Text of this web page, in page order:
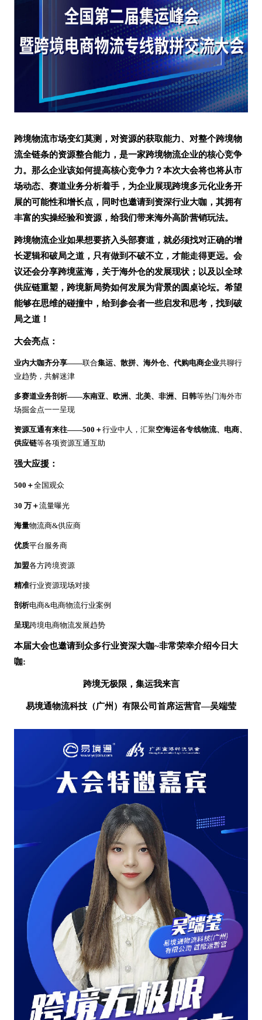
跨境物流市场变幻莫测，对资源的获取能力、对整个跨境物
流全链条的资源整合能力，是一家跨境物流企业的核心竞争
力。那么企业该如何提高核心竞争力？本次大会将也将从市
场动态、赛道业务分析着手，为企业展现跨境多元化业务开
展的可能性和增长点，同时也邀请到资深行业大咖，其拥有
丰富的实操经验和资源，给我们带来海外高阶营销玩法。
跨境物流企业如果想要挤入头部赛道，就必须找对正确的增
长逻辑和破局之道，只有做到不破不立，才能走得更远。会
议还会分享跨境蓝海，关于海外仓的发展现状；以及以全球
供应链重塑，跨境新局势如何发展为背景的圆桌论坛。希望
能够在思维的碰撞中，给到参会者一些启发和思考，找到破
局之道！
大会亮点：
业内大咖齐分享——联合集运、散拼、海外仓、代购电商企业共聊行
业趋势，共解迷津
多赛道业务剖析——东南亚、欧洲、北美、非洲、日韩等热门海外市
场掘金点一一呈现
资源互通有来往——500＋行业中人，汇聚空海运各专线物流、电商、
供应链等各项资源互通互助
强大应援：
500＋全国观众
30 万＋流量曝光
海量物流商&供应商
优质平台服务商
加盟各方跨境资源
精准行业资源现场对接
剖析电商&电商物流行业案例
呈现跨境电商物流发展趋势
本届大会也邀请到众多行业资深大咖~非常荣幸介绍今日大
咖:
跨境无极限，集运我来言
易境通物流科技（广州）有限公司 首席运营官—吴端莹